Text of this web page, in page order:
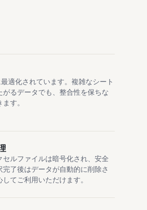
適化されています。複雑なシート
るデータでも、整合性を保ちな
す。
ルファイルは暗号化され、安全
了後はデータが自動的に削除さ
てご利用いただけます。